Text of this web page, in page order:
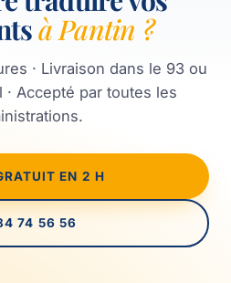
à Pantin ?
· Livraison dans le 93 ou
Accepté par toutes les
EN 2 H
74 56 56